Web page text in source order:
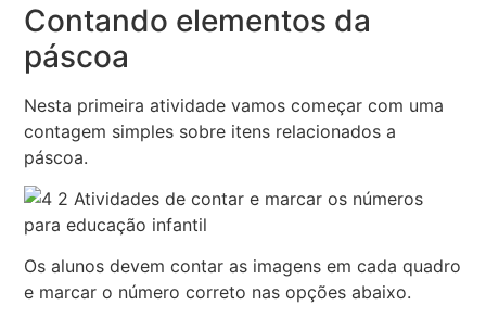
Contando elementos da
páscoa
Nesta primeira atividade vamos começar com uma
contagem simples sobre itens relacionados a
páscoa.
Os alunos devem contar as imagens em cada quadro
e marcar o número correto nas opções abaixo.